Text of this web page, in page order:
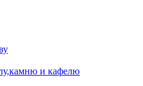
и кафелю